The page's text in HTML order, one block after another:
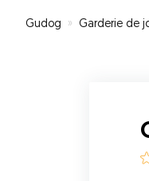
Gudog » Garderie de